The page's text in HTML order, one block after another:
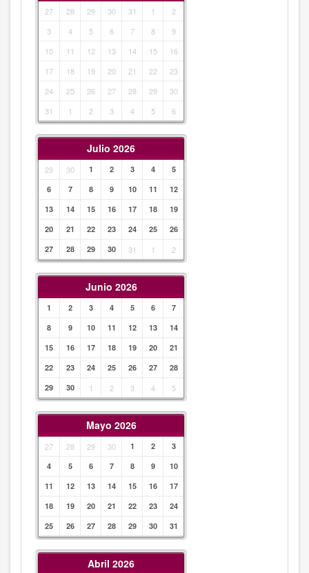
27 28 29 30 31 1
2
3
4 5 6 7 8
9
10
11 12 13 14 15
16
17
18 19 20 21 22
23
24
25 26 27 28 29
30
31
1 2 3 4 5 6
Julio 2026
29 30 1 2 3 4
5
6
7 8 9 10 11
12
13
14 15 16 17 18
19
20
21 22 23 24 25
26
27
28 29 30 31 1 2
Junio 2026
1 2 3 4 5 6
7
8
9 10 11 12 13
14
15
16 17 18 19 20
21
22
23 24 25 26 27
28
29
30 1 2 3 4 5
Mayo 2026
27 28 29 30 1 2
3
4
5 6 7 8 9
10
11
12 13 14 15 16
17
18
19 20 21 22 23
24
25
26 27 28 29 30 31
Abril 2026